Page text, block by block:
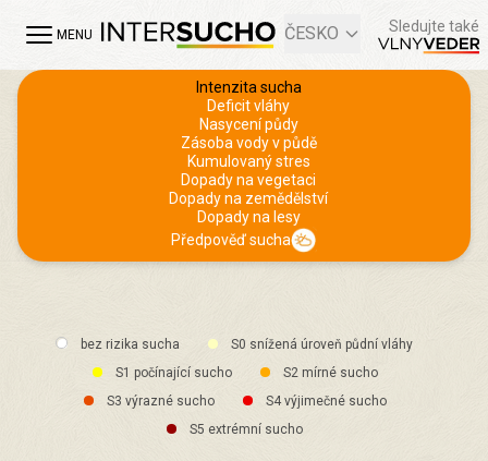
MENU ČESKO Sledujte také
Intenzita sucha
Deficit vláhy
Nasycení půdy
Zásoba vody v půdě
Kumulovaný stres
Dopady na vegetaci
Dopady na zemědělství
Dopady na lesy
Předpověď sucha
bez rizika sucha
S0 snížená úroveň půdní vláhy
S1 počínající sucho
S2 mírné sucho
S3 výrazné sucho
S4 výjimečné sucho
S5 extrémní sucho